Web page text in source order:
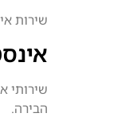
שירות
שירותי
הבירה.